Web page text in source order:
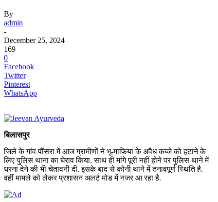
By
admin
-
December 25, 2024
169
0
Facebook
Twitter
Pinterest
WhatsApp
बिलासपुर
जिले के गांव पौंसरा में आज ग्रामीणों ने भू-माफिया के अवैध कब्जे को हटाने के
लिए पुलिस थाना का घेराव किया. साथ ही मांगे पूरी नहीं होने पर पुलिस थाने में
धरना देने की भी चेतावनी दी. इसके बाद से कोनी थाने में तनावपूर्ण स्थिति है.
वहीं मामले को लेकर प्रशासन अलर्ट मोड में नजर आ रहा है.